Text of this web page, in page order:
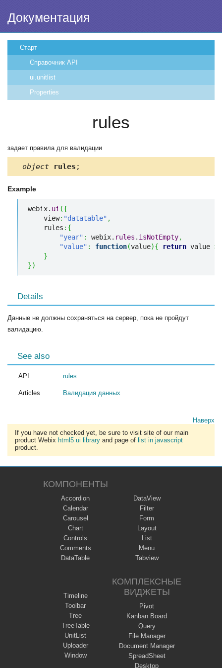
Документация
Старт
Справочник API
ui.unitlist
Properties
rules
задает правила для валидации
object rules ;
Example
webix. ui ({
    view
: "datatable" ,
    rules
: {
"year" : webix. rules . isNotEmpty,
"value" : function(value){ return value >
}
})
Details
Данные не должны сохраняться на сервер, пока не пройдут
валидацию.
See also
API rules
Articles Валидация данных
Наверх
If you have not checked yet, be sure to visit site of our main
product Webix html5 ui library and page of list in javascript
product.
КОМПОНЕНТЫ
Accordion
Calendar
Carousel
Chart
Controls
Comments
DataTable
DataView
Filter
Form
Layout
List
Menu
Tabview
Timeline
Toolbar
Tree
TreeTable
UnitList
Uploader
Window
КОМПЛЕКСНЫЕ
ВИДЖЕТЫ
Pivot
Kanban Board
Query
File Manager
Document Manager
SpreadSheet
Desktop